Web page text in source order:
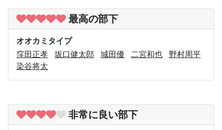
最高の部下
オオカミタイプ
窪田正孝
坂口健太郎 城田優 二宮和也
野村周平
染谷将太
非常に良い部下